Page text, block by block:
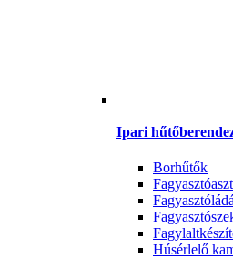
Ipari
Borhűtők
Húsérlelő